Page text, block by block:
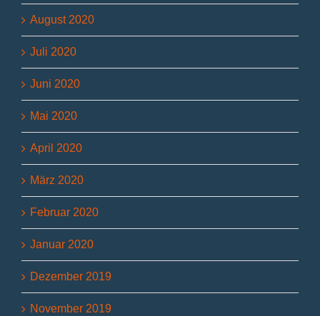
August 2020
Juli 2020
Juni 2020
Mai 2020
April 2020
März 2020
Februar 2020
Januar 2020
Dezember 2019
November 2019